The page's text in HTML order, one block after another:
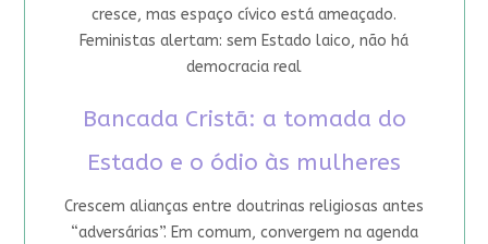
cresce, mas espaço cívico está ameaçado.
Feministas alertam: sem Estado laico, não há
democracia real
Bancada Cristã: a tomada do
Estado e o ódio às mulheres
Crescem alianças entre doutrinas religiosas antes
“adversárias”. Em comum, convergem na agenda